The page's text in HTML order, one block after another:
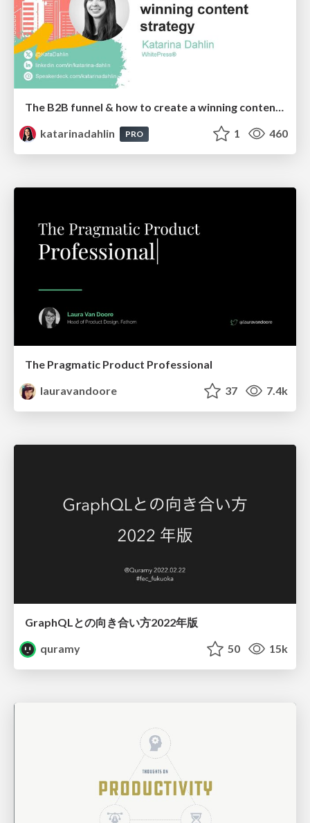
The B2B funnel & how to create a winning content strategy
katarinadahlin
PRO 1 460
The Pragmatic Product Professional
lauravandoore
37 7.4k
GraphQLとの向き合い方2022年版
quramy
50 15k